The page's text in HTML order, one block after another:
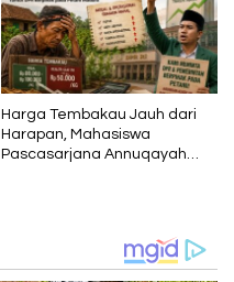
Harga Tembakau Jauh dari
Harapan, Mahasiswa
Pascasarjana Annuqayah